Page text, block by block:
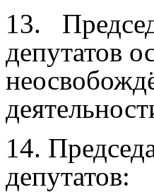
13.
депутатов
14.
депутатов: